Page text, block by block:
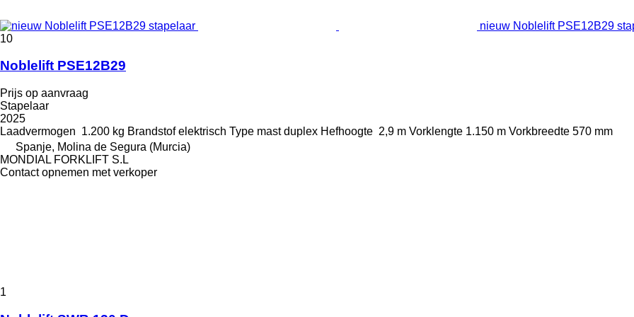
nieuw Noblelift PSE12B29
10
Noblelift PSE12B29
Prijs op aanvraag
Stapelaar
2025
Laadvermogen 1.200 kg Brandstof elektrisch Type mast duplex Hefhoogte 2,9 m Vorklengte 1.150 m Vorkbreedte 570 mm
Spanje, Molina de Segura (Murcia)
MONDIAL FORKLIFT S.L
Contact opnemen met verkoper
1